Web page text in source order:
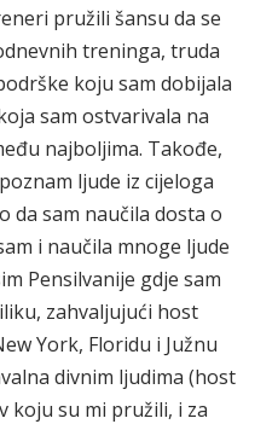
pružili šansu da se
treninga, truda
koju sam dobijala
sam ostvarivala na
najboljima. Takođe,
ljude iz cijeloga
da sam naučila dosta o
i naučila mnoge ljude
Pensilvanije gdje sam
zahvaljujući host
York, Floridu i Južnu
divnim ljudima (host
koju su mi pružili, i za